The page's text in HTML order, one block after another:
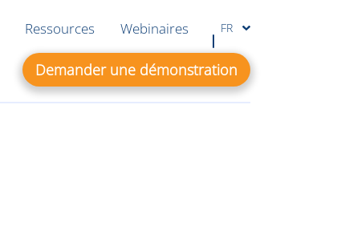
Ressources Webinaires FR
Demander une démonstration